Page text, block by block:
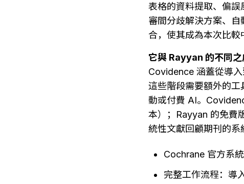
表格的資料提取、偏
審間分歧解決方案、
合，使其成為本次比較
它與 Rayyan 的不同之
Covidence 涵蓋從導
這些階段需要額外的
動或付費 AI。
本）；Rayyan 的免費
統性文獻回顧期刊的系
Cochrane 官方系
完整工作流程：